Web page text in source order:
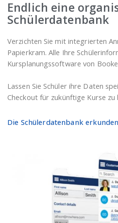
Endlich eine
Schülerdatenbank
Verzichten Sie mit integrierten
Papierkram. Alle Ihre
Kursplanungssoftware von
Lassen Sie Schüler ihre Daten
Checkout für zukünftige Kurse zu
Die Schülerdatenbank erkunden